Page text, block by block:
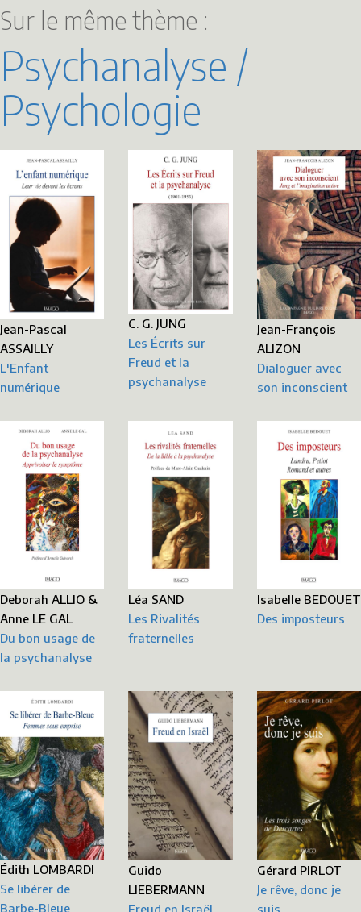
Sur le même thème :
Psychanalyse /
Psychologie
Jean-Pascal
ASSAILLY
L'Enfant
numérique
C. G. JUNG
Les Écrits sur
Freud et la
psychanalyse
Jean-François
ALIZON
Dialoguer avec
son inconscient
Deborah ALLIO &
Anne LE GAL
Du bon usage de
la psychanalyse
Léa SAND
Les Rivalités
fraternelles
Isabelle BEDOUET
Des imposteurs
Édith LOMBARDI
Se libérer de
Barbe-Bleue
Guido
LIEBERMANN
Freud en Israël
Gérard PIRLOT
Je rêve, donc je
suis